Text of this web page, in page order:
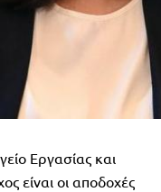
Εργασίας και
είναι οι αποδοχές